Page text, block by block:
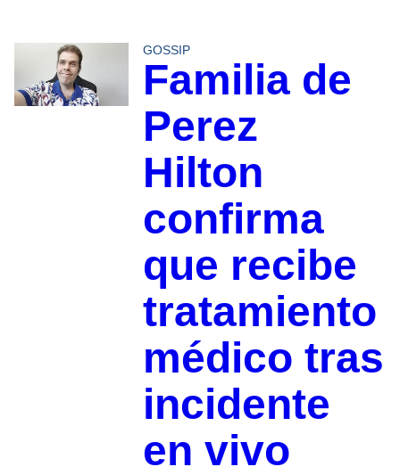
GOSSIP
Familia de
Perez
Hilton
confirma
que recibe
tratamiento
médico tras
incidente
en vivo